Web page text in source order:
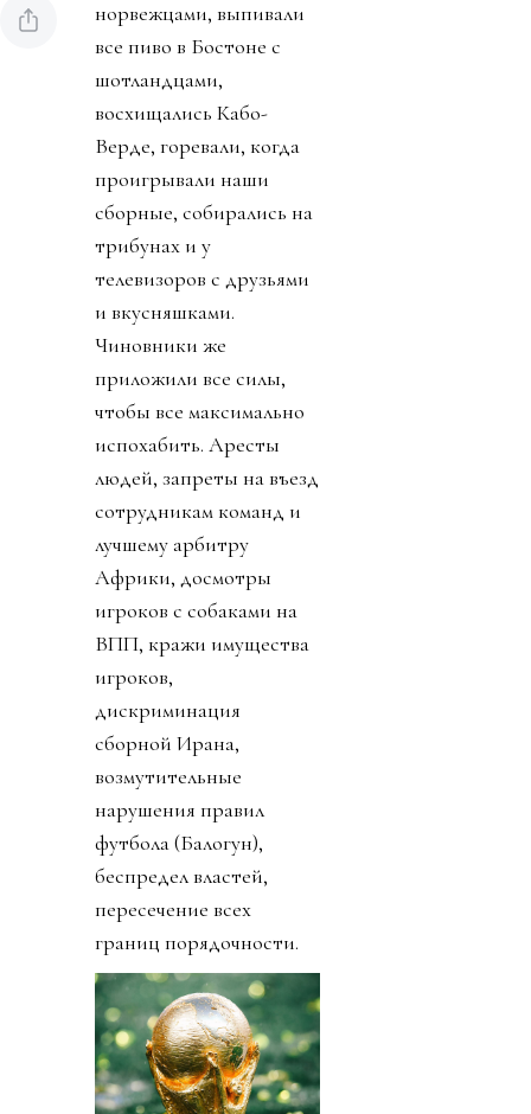
норвежцами, выпивали
все пиво в Бостоне с
шотландцами,
восхищались Кабо-
Верде, горевали, когда
проигрывали наши
сборные, собирались на
трибунах и у
телевизоров с друзьями
и вкусняшками.
Чиновники же
приложили все силы,
чтобы все максимально
испохабить. Аресты
людей, запреты на въезд
сотрудникам команд и
лучшему арбитру
Африки, досмотры
игроков с собаками на
ВПП, кражи имущества
игроков,
дискриминация
сборной Ирана,
возмутительные
нарушения правил
футбола (Балогун),
беспредел властей,
пересечение всех
границ порядочности.